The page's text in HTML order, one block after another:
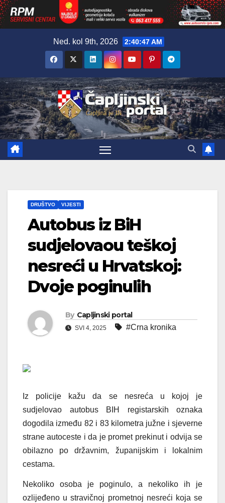
Ned. kol 9th, 2026 2:40:48 AM
DRUŠTVO VIJESTI
Autobus iz BiH
sudjelovaou teškoj
nesreći u Hrvatskoj:
Dvoje poginulih
By Capljinski portal
SVI 4, 2025 #Crna kronika
Iz policije kažu da se nesreća u kojoj je
sudjelovao autobus BIH registarskih oznaka
dogodila između 82 i 83 kilometra južne i sjeverne
strane autoceste i da je promet prekinut i odvija se
obilazno po državnim, županijskim i lokalnim
cestama.
Nekoliko osoba je poginulo, a nekoliko ih je
ozlijeđeno u stravičnoj prometnoj nesreći koja se